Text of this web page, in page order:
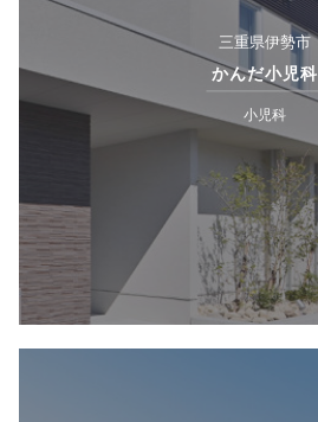
三重県伊勢市
かんだ小児科
小児科